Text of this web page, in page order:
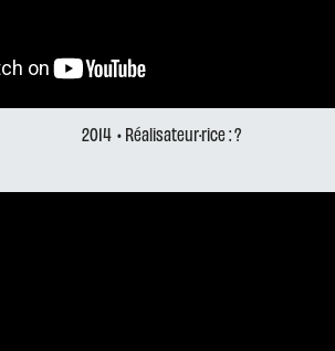
2014 • Réalisateur·rice : ?